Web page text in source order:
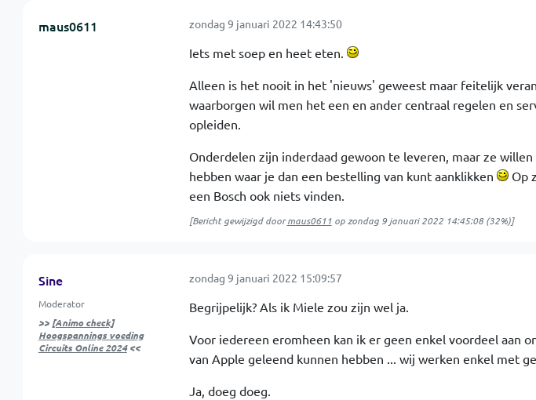
maus0611 zondag 9 januari 2022 14:43:50
Iets met soep en heet eten.
Alleen is het nooit in het 'nieuws' geweest maar feitelijk
waarborgen wil men het een en ander centraal regelen en
opleiden.
Onderdelen zijn inderdaad gewoon te leveren, maar ze
hebben waar je dan een bestelling van kunt aanklikken
Op
een Bosch ook niets vinden.
[Bericht gewijzigd doormaus0611op zondag 9 januari 2022 14:45:08(32%)]
Sine
Moderator
>> [Animo check]
Hoogspannings voeding
Circuits Online 2024<<
zondag 9 januari 2022 15:09:57
Begrijpelijk? Als ik Miele zou zijn wel ja.
Voor iedereen eromheen kan ik er geen enkel voordeel aan
van Apple geleend kunnen hebben ... wij werken enkel met
Ja, doeg doeg.